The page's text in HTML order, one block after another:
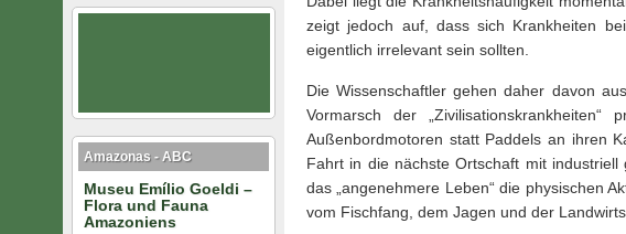
zeigt jedoch auf, dass sich Krankheiten
eigentlich irrelevant sein sollten.
Die Wissenschaftler gehen daher davon
Vormarsch der
Außenbordmotoren statt Paddels an ihren
Fahrt in die nächste Ortschaft mit
das „angenehmere Leben“ die physischen
vom Fischfang, dem Jagen und der
Amazonas - ABC
Museu Emílio Goeldi –
Flora und Fauna
Amazoniens